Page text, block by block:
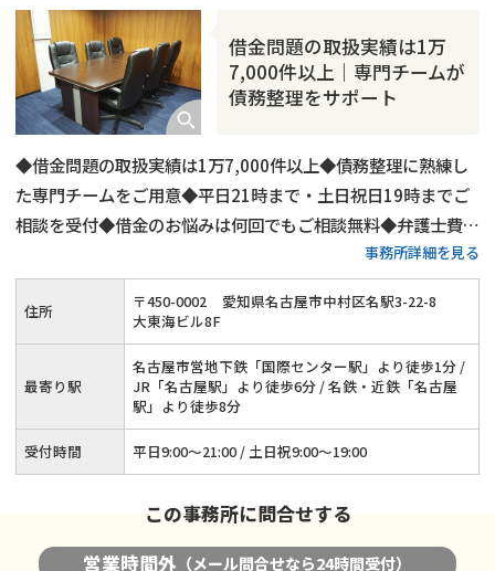
借金問題の取扱実績は1万
7,000件以上｜専門チームが
債務整理をサポート
◆借金問題の取扱実績は1万7,000件以上◆債務整理に熟練し
た専門チームをご用意◆平日21時まで・土日祝日19時までご
相談を受付◆借金のお悩みは何回でもご相談無料◆弁護士費用
の分割払い可◆名古屋市営地下鉄「国際センター駅」から徒歩
1分
事務所詳細を見る
住所 〒450-0002
愛知県名古屋市中村区名駅3-22-8
大東海ビル8F
最寄り駅
名古屋市営地下鉄「国際センター駅」より徒歩1分 /
JR「名古屋駅」より徒歩6分 / 名鉄・近鉄「名古屋
駅」より徒歩8分
受付時間 平日9:00～21:00 / 土日祝9:00～19:00
この事務所に問合せする
営業時間外 （メール問合せなら24時間受付）